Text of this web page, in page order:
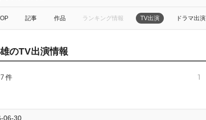
記事 作品 ランキング情報 TV出演 ドラマ出演
のTV出演情報
件 1
06-30